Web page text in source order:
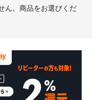
ん。商品をお選びくだ